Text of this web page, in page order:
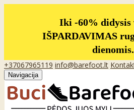
Iki -60% didysis
IŠPARDAVIMAS
dienomis.
+37067965119 info@barefoot.lt
Navigacija